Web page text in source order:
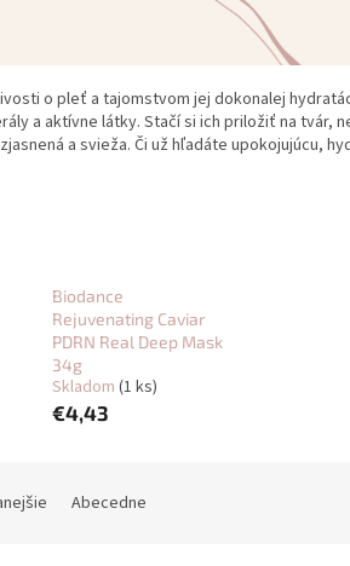
o pleť a tajomstvom jej dokonalej
a aktívne látky. Stačí si ich priložiť na tvár,
a svieža. Či už hľadáte upokojujúcu,
Biodance
Rejuvenating Caviar
PDRN Real Deep Mask
34g
Skladom (1 ks)
€4,43
Abecedne